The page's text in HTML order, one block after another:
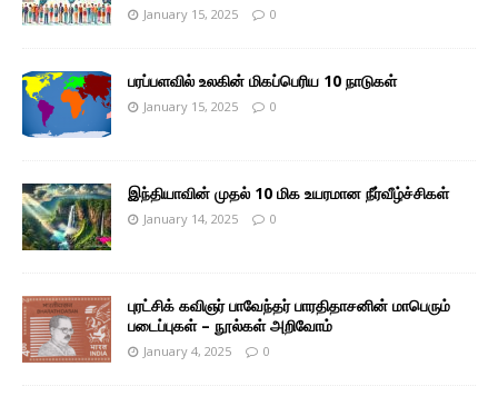
January 15, 2025 0
பரப்பளவில் உலகின் மிகப்பெரிய 10 நாடுகள்
January 15, 2025 0
இந்தியாவின் முதல் 10 மிக உயரமான நீர்வீழ்ச்சிகள்
January 14, 2025 0
புரட்சிக் கவிஞர் பாவேந்தர் பாரதிதாசனின் மாபெரும்
படைப்புகள் – நூல்கள் அறிவோம்
January 4, 2025 0